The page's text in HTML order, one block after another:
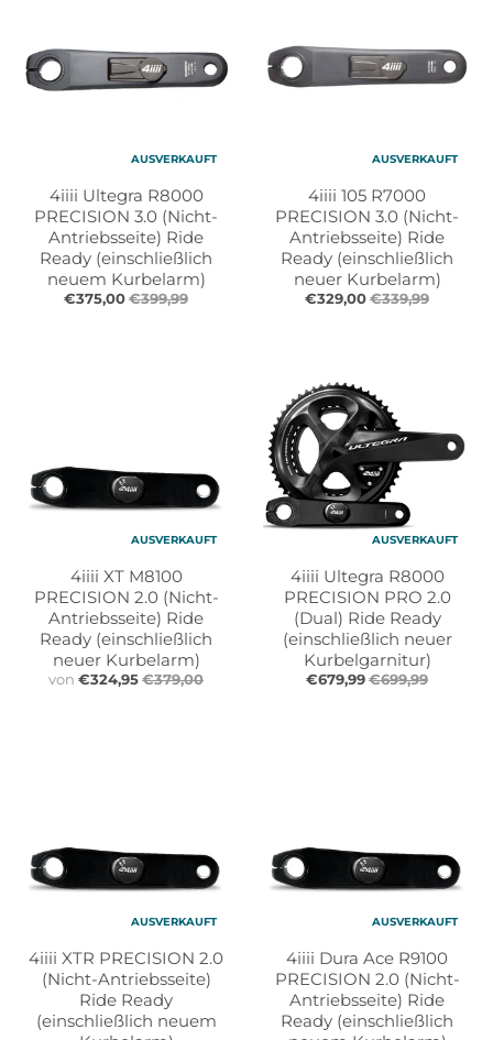
AUSVERKAUFT
4iiii Ultegra R8000
PRECISION 3.0 (Nicht-
Antriebsseite) Ride
Ready (einschließlich
neuem Kurbelarm)
€375,00€399,99
AUSVERKAUFT
4iiii 105 R7000
PRECISION 3.0 (Nicht-
Antriebsseite) Ride
Ready (einschließlich
neuer Kurbelarm)
€329,00€339,99
AUSVERKAUFT
4iiii XT M8100
PRECISION 2.0 (Nicht-
Antriebsseite) Ride
Ready (einschließlich
neuer Kurbelarm)
von €324,95€379,00
AUSVERKAUFT
4iiii Ultegra R8000
PRECISION PRO 2.0
(Dual) Ride Ready
(einschließlich neuer
Kurbelgarnitur)
€679,99€699,99
AUSVERKAUFT
4iiii XTR PRECISION 2.0
(Nicht-Antriebsseite)
Ride Ready
(einschließlich neuem
AUSVERKAUFT
4iiii Dura Ace R9100
PRECISION 2.0 (Nicht-
Antriebsseite) Ride
Ready (einschließlich